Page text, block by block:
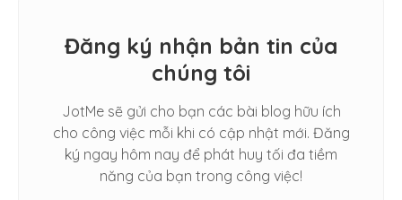
Đăng ký nhận bản tin của
chúng tôi
JotMe sẽ gửi cho bạn các bài blog hữu ích
cho công việc mỗi khi có cập nhật mới. Đăng
ký ngay hôm nay để phát huy tối đa tiềm
năng của bạn trong công việc!